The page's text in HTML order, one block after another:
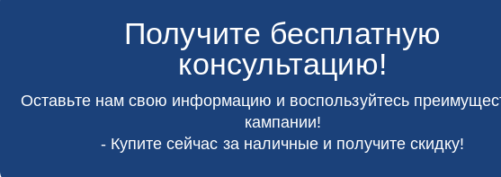
Получите бесплатную
консультацию!
Оставьте нам свою информацию и воспользуйтесь
кампании!
- Купите сейчас за наличные и получите скидку!